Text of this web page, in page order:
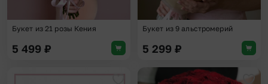
Букет из 21 розы Кения
5 499 ₽
Букет из 9 альстромерий
5 299 ₽